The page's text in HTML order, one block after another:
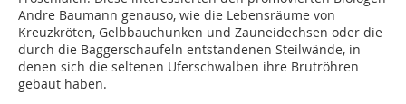
Andre Baumann genauso, wie die Lebensräume von
Kreuzkröten, Gelbbauchunken und Zauneidechsen oder die
durch die Baggerschaufeln entstandenen Steilwände, in
denen sich die seltenen Uferschwalben ihre Brutröhren
gebaut haben.